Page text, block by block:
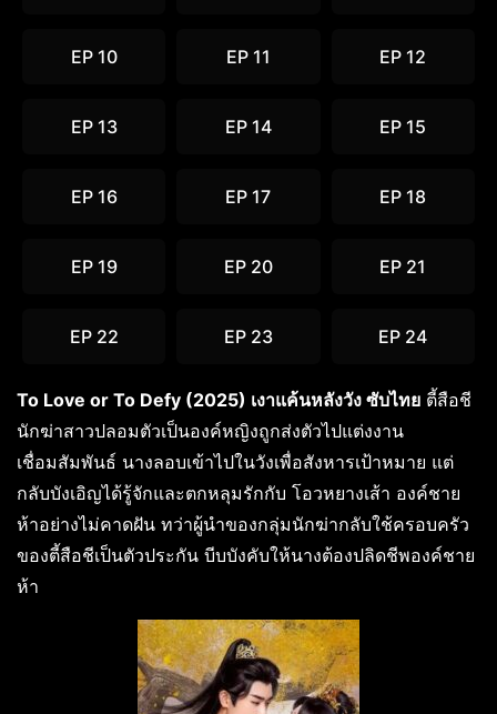
EP 10 EP 11 EP 12
EP 13 EP 14 EP 15
EP 16 EP 17 EP 18
EP 19 EP 20 EP 21
EP 22 EP 23 EP 24
To Love or To Defy (2025) เงาแค้นหลังวัง ซับไทย ตี้สือชี
นักฆ่าสาวปลอมตัวเป็นองค์หญิงถูกส่งตัวไปแต่งงาน
เชื่อมสัมพันธ์ นางลอบเข้าไปในวังเพื่อสังหารเป้าหมาย แต่
กลับบังเอิญได้รู้จักและตกหลุมรักกับ โอวหยางเส้า องค์ชาย
ห้าอย่างไม่คาดฝัน ทว่าผู้นำของกลุ่มนักฆ่ากลับใช้ครอบครัว
ของตี้สือชีเป็นตัวประกัน บีบบังคับให้นางต้องปลิดชีพองค์ชาย
ห้า